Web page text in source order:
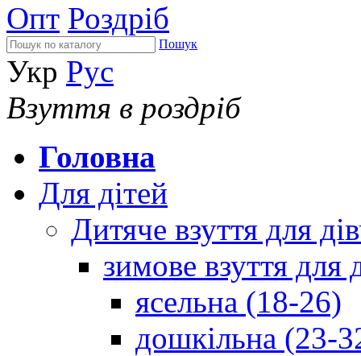
Опт Роздріб
Пошук
Укр Рус
Взуття в роздріб
Головна
Для дітей
Дитяче взуття для
зимове взуття для
ясельна (18-26)
дошкільна (23-